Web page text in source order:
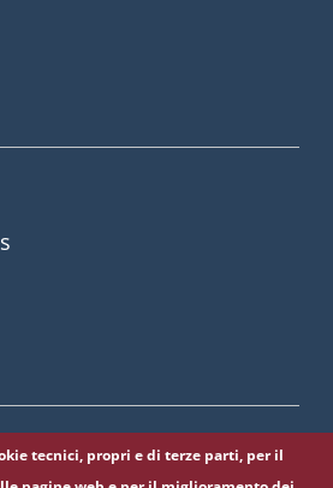
tecnici, propri e di terze parti, per il